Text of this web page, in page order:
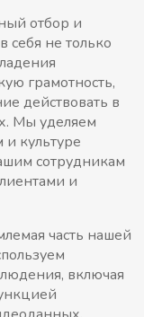
отбор и
себя не только
грамотность,
действовать в
Мы уделяем
культуре
сотрудникам
и
часть нашей
включая